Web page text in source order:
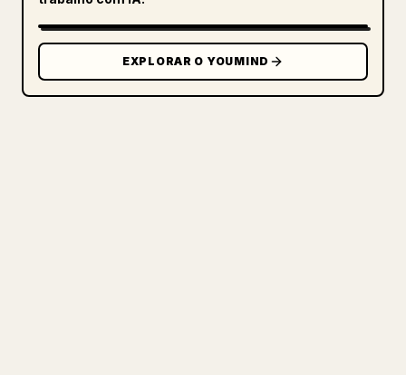
EXPLORAR O YOUMIND